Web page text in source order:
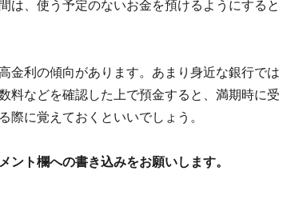
は、使う予定のないお金を預けるようにすると
金利の傾向があります。あまり身近な銀行では
料などを確認した上で預金すると、満期時に受
際に覚えておくといいでしょう。
ント欄への書き込みをお願いします。